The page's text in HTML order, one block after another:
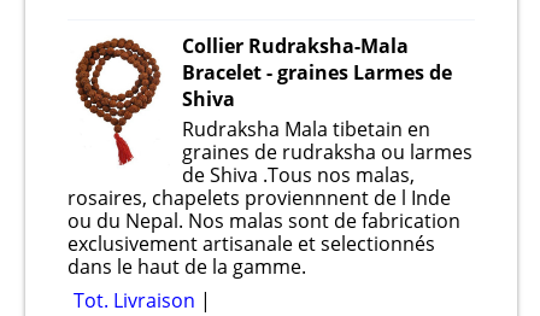
Collier Rudraksha-Mala
Bracelet - graines Larmes de
Shiva
Rudraksha Mala tibetain en
graines de rudraksha ou larmes
de Shiva .Tous nos malas,
rosaires, chapelets proviennnent de l Inde
ou du Nepal. Nos malas sont de fabrication
exclusivement artisanale et selectionnés
dans le haut de la gamme.
Tot. Livraison